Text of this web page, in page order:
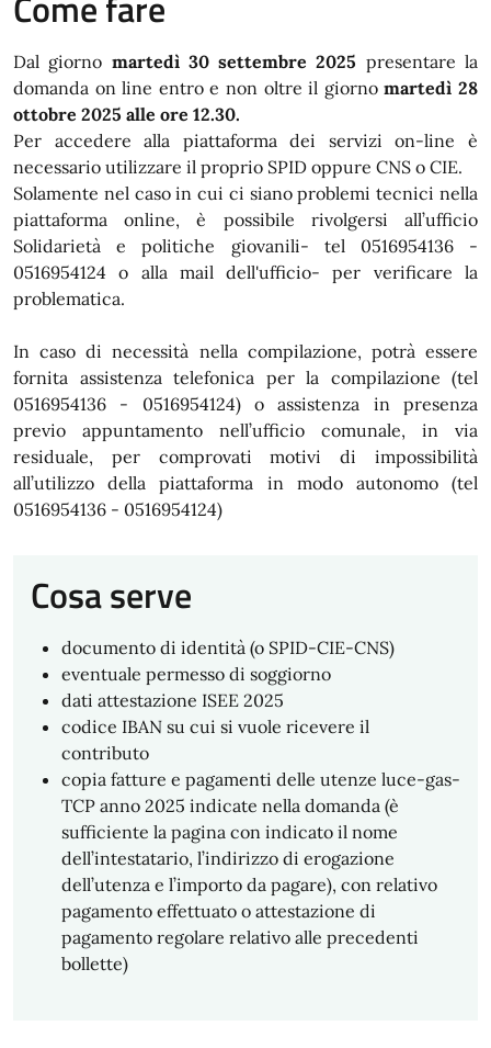
Dal giorno martedì 30 settembre 2025 presentare la
domanda on line entro e non oltre il giornomartedì 28
ottobre 2025 alle ore 12.30.
Per accedere alla piattaforma dei servizi on-line è
necessario utilizzare il proprio SPID oppure CNS o CIE.
Solamente nel caso in cui ci siano problemi tecnici nella
piattaforma online, è possibile rivolgersi all’ufficio
Solidarietà e politiche giovanili- tel 0516954136 -
0516954124 o alla mail dell'ufficio- per verificare la
problematica.
In caso di necessità nella compilazione, potrà essere
fornita assistenza telefonica per la compilazione (tel
0516954136 - 0516954124) o assistenza in presenza
previo appuntamento nell’ufficio comunale, in via
residuale, per comprovati motivi di impossibilità
all’utilizzo della piattaforma in modo autonomo (tel
0516954136 - 0516954124)
Cosa serve
documento di identità (o SPID-CIE-CNS)
eventuale permesso di soggiorno
dati attestazione ISEE 2025
codice IBAN su cui si vuole ricevere il
contributo
copia fatture e pagamenti delle utenze luce-gas-
TCP anno 2025 indicate nella domanda (è
sufficiente la pagina con indicato il nome
dell’intestatario, l’indirizzo di erogazione
dell’utenza e l’importo da pagare), con relativo
pagamento effettuato o attestazione di
pagamento regolare relativo alle precedenti
bollette)